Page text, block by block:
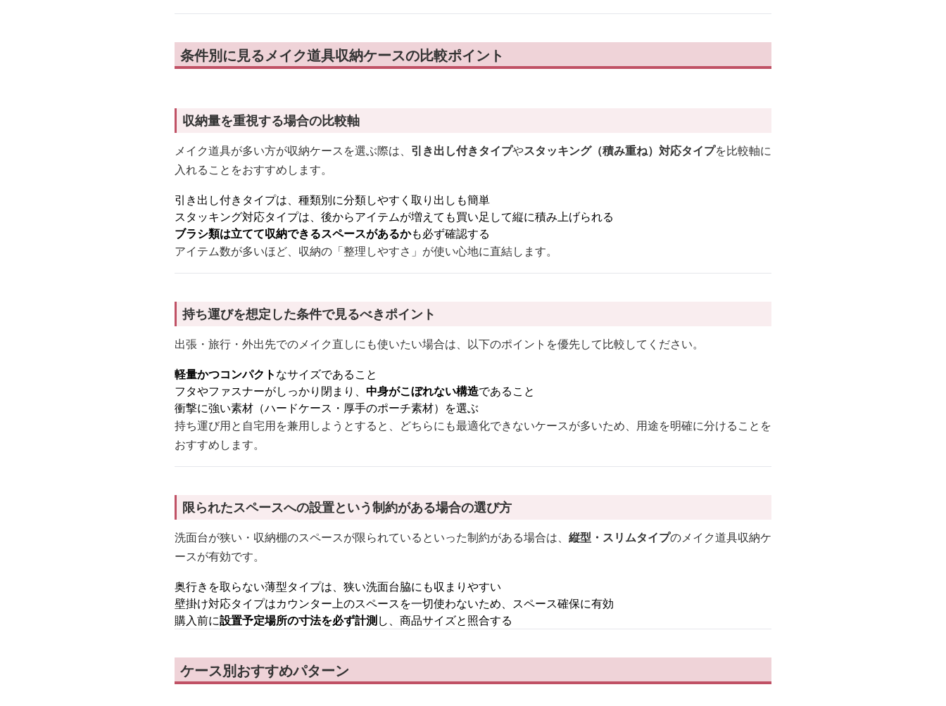
条件別に見るメイク道具収納ケースの比較ポイント
収納量を重視する場合の比較軸
メイク道具が多い方が収納ケースを選ぶ際は、 引き出し付きタイプやスタッキング（積み重ね）対応タイプを比較軸に
入れることをおすすめします。
引き出し付きタイプは、種類別に分類しやすく取り出しも簡単
スタッキング対応タイプは、後からアイテムが増えても買い足して縦に積み上げられる
ブラシ類は立てて収納できるスペースがあるかも必ず確認する
アイテム数が多いほど、収納の「整理しやすさ」が使い心地に直結します。
持ち運びを想定した条件で見るべきポイント
出張・旅行・外出先でのメイク直しにも使いたい場合は、以下のポイントを優先して比較してください。
軽量かつコンパクトなサイズであること
フタやファスナーがしっかり閉まり、 中身がこぼれない構造であること
衝撃に強い素材（ハードケース・厚手のポーチ素材）を選ぶ
持ち運び用と自宅用を兼用しようとすると、どちらにも最適化できないケースが多いため、用途を明確に分けることを
おすすめします。
限られたスペースへの設置という制約がある場合の選び方
洗面台が狭い・収納棚のスペースが限られているといった制約がある場合は、 縦型・スリムタイプのメイク道具収納ケ
ースが有効です。
奥行きを取らない薄型タイプは、狭い洗面台脇にも収まりやすい
壁掛け対応タイプはカウンター上のスペースを一切使わないため、スペース確保に有効
購入前に設置予定場所の寸法を必ず計測し、商品サイズと照合する
ケース別おすすめパターン